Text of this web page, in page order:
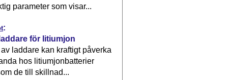
parameter som visar...
:
för litiumjon
laddare kan kraftigt påverka
hos litiumjonbatterier
de till skillnad...